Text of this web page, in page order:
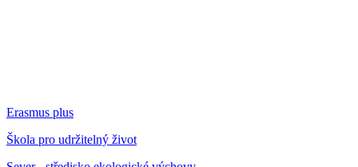
Erasmus plus
Škola pro udržitelný život